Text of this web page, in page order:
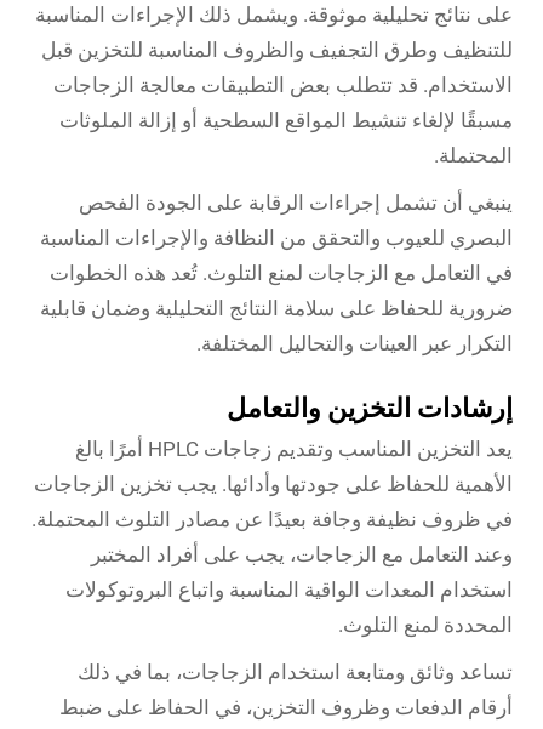
على نتائج تحليلية موثوقة. ويشمل ذلك الإجراءات المناسبة
للتنظيف وطرق التجفيف والظروف المناسبة للتخزين قبل
الاستخدام. قد تتطلب بعض التطبيقات معالجة الزجاجات
مسبقًا لإلغاء تنشيط المواقع السطحية أو إزالة الملوثات
المحتملة.
ينبغي أن تشمل إجراءات الرقابة على الجودة الفحص
البصري للعيوب والتحقق من النظافة والإجراءات المناسبة
في التعامل مع الزجاجات لمنع التلوث. تُعد هذه الخطوات
ضرورية للحفاظ على سلامة النتائج التحليلية وضمان قابلية
التكرار عبر العينات والتحاليل المختلفة.
إرشادات التخزين والتعامل
يعد التخزين المناسب وتقديم زجاجات HPLC أمرًا بالغ
الأهمية للحفاظ على جودتها وأدائها. يجب تخزين الزجاجات
في ظروف نظيفة وجافة بعيدًا عن مصادر التلوث المحتملة.
وعند التعامل مع الزجاجات، يجب على أفراد المختبر
استخدام المعدات الواقية المناسبة واتباع البروتوكولات
المحددة لمنع التلوث.
تساعد وثائق ومتابعة استخدام الزجاجات، بما في ذلك
أرقام الدفعات وظروف التخزين، في الحفاظ على ضبط